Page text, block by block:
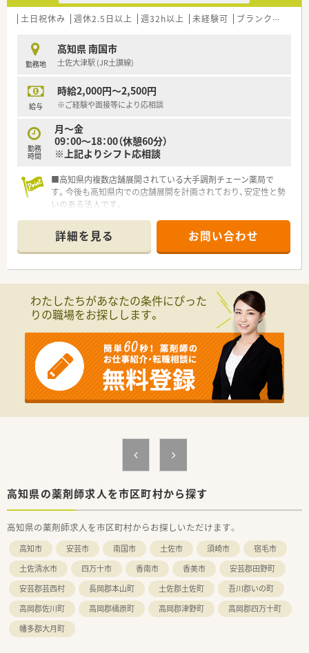
■創業205周年を迎える総合健康企業です。
■高知県内でドラッグストアを経営し、調剤併設店も展開してい
■医薬品から日用品、化粧品等も取扱があり幅広い業務に触れる
ことができます。
■薬剤師は新しいポストとなりますので、新たな挑戦をしたい方
■広々とした調剤室はどこも綺麗で、監査システム・自動分包機
などの調剤設備も整っています。
品、化粧品等も取扱があり幅広い業務に触れることができます。
〈こんな方にもおススメ〉
■自分のペースでお仕事したい方
■OTCに興味のある方
土日祝休み 週休2.5日以上 週32h以上 未経験可 ブランク可
勤務地
高知県 南国市
土佐大津駅 (JR土讃線)
給与
時給2,000円～2,500円
※ご経験や面接等により応相談
勤務
時間
月～金
09：00～18：00（休憩60分）
※上記よりシフト応相談
■高知県内複数店舗展開されている大手調剤チェーン薬局で
す。今後も高知県内での店舗展開を計画されており、安定性と勢
いのある法人です。
専任での業務をご希望される方もお気軽にご相談ください。
■スキルアップにも力を入れており、希望者で学会発表にも参加
されています。
■全店舗にて最新機器（電子薬歴 他）を導入している為、業務短
詳細を見る お問い合わせ
わたしたちがあなたの条件にぴった
りの職場をお探しします。
高知県の薬剤師求人を市区町村から探す
高知県の薬剤師求人を市区町村からお探しいただけます。
高知市 安芸市 南国市 土佐市 須崎市
宿毛市
土佐清水市
四万十市 香南市 香美市
安芸郡田野町
安芸郡芸西村
長岡郡本山町 土佐郡土佐町
吾川郡いの町
高岡郡佐川町
高岡郡檮原町 高岡郡津野町
高岡郡四万十町
幡多郡大月町